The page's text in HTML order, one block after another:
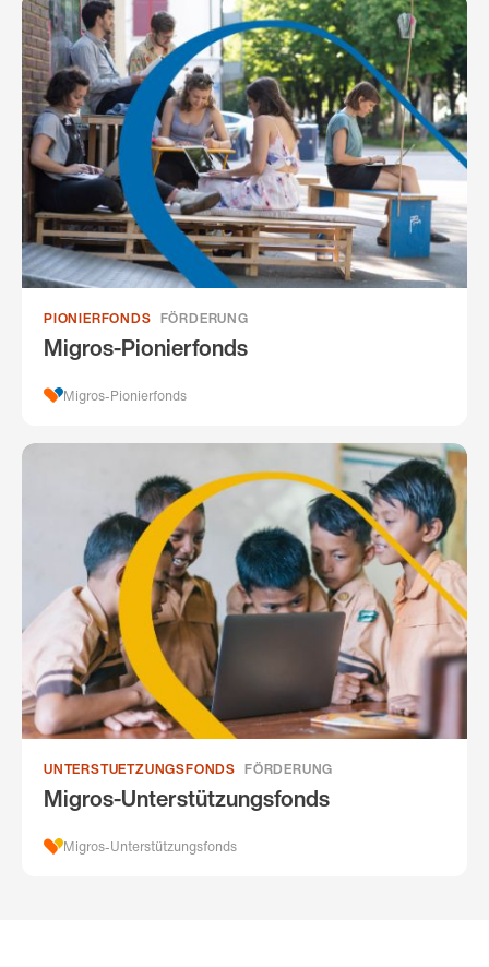
PIONIERFONDS FÖRDERUNG
Migros-Pionierfonds
Migros-Pionierfonds
UNTERSTUETZUNGSFONDS FÖRDERUNG
Migros-Unterstützungsfonds
Migros-Unterstützungsfonds